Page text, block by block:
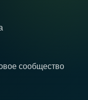
сообщество